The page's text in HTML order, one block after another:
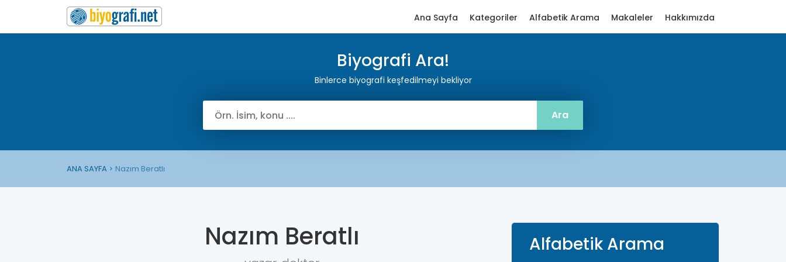
Ana Sayfa Kategoriler Alfabetik Arama Makaleler Hakkımızda
Biyografi Ara!
Binlerce biyografi keşfedilmeyi bekliyor
ANA SAYFA Nazım Beratlı
Nazım Beratlı Alfabetik Arama